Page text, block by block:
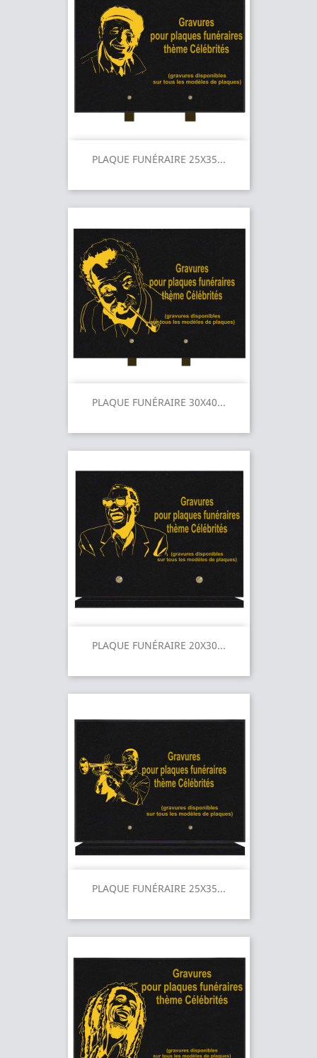
PLAQUE FUNÉRAIRE 25X35...
PLAQUE FUNÉRAIRE 30X40...
PLAQUE FUNÉRAIRE 20X30...
PLAQUE FUNÉRAIRE 25X35...